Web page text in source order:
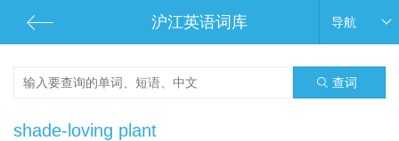
沪江英语词库 导航
查词
shade-loving plant